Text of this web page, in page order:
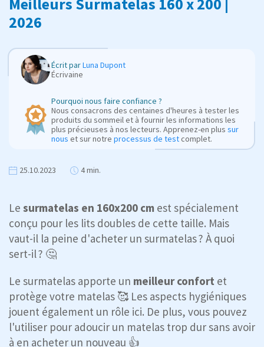
2026
Écrit parLuna Dupont
Écrivaine
Pourquoi nous faire confiance ?
Nous consacrons des centaines d'heures à tester les
produits du sommeil et à fournir les informations les
plus précieuses à nos lecteurs. Apprenez-en plus sur
nous et sur notre processus de testcomplet.
25.10.2023 4 min.
Le surmatelas en 160x200 cm est spécialement
conçu pour les lits doubles de cette taille. Mais
vaut-il la peine d'acheter un surmatelas ? À quoi
sert-il ? 🤔
Le surmatelas apporte un meilleur confort et
protège votre matelas 🥰 Les aspects hygiéniques
jouent également un rôle ici. De plus, vous pouvez
l'utiliser pour adoucir un matelas trop dur sans avoir
à en acheter un nouveau 👍